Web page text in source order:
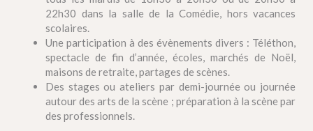
22h30 dans la salle de la Comédie, hors vacances
scolaires.
Une participation à des évènements divers : Téléthon,
spectacle de fin d’année, écoles, marchés de Noël,
maisons de retraite, partages de scènes.
Des stages ou ateliers par demi-journée ou journée
autour des arts de la scène ; préparation à la scène par
des professionnels.